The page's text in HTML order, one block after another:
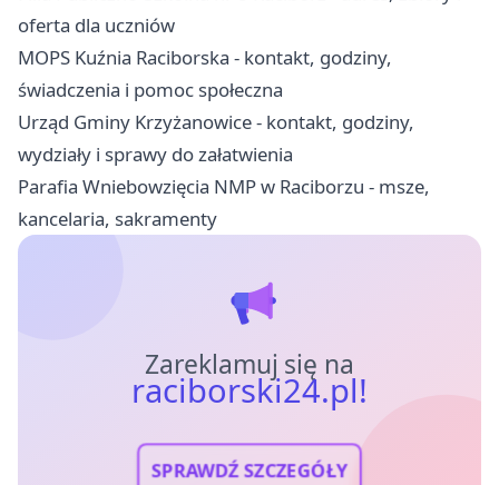
oferta dla uczniów
MOPS Kuźnia Raciborska - kontakt, godziny,
świadczenia i pomoc społeczna
Urząd Gminy Krzyżanowice - kontakt, godziny,
wydziały i sprawy do załatwienia
Parafia Wniebowzięcia NMP w Raciborzu - msze,
kancelaria, sakramenty
Zareklamuj się na
raciborski24.pl!
SPRAWDŹ SZCZEGÓŁY